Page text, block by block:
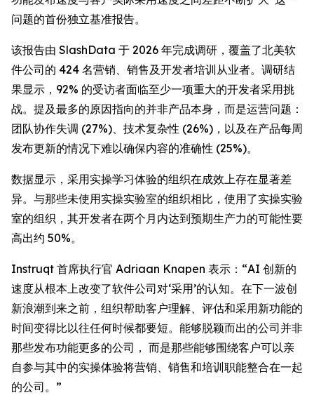
问题的首份独立基准报告。
该报告由 SlashData 于 2026 年完成调研，覆盖了北美软
件公司的 424 名营销、销售及开发者培训从业者。调研结
果显示，92% 的受访者面临至少一项重大的开发者采用挑
战。提及最多的原因指向的并非产品本身，而是运营问题：
团队协作失调 (27%)、技术复杂性 (26%)，以及在产品每周
发布更新的情况下难以确保内容的准确性 (25%)。
数据显示，采用实操学习体验的组织在成效上存在显著差
异。与那些未使用实操实验室的组织相比，使用了实操实验
室的组织，其开发者在两个月内达到预期生产力的可能性要
高出约 50%。
Instruqt 首席执行官 Adriaan Knapen 表示：“AI 创新的
速度从根本上改变了软件公司对‘采用’的认知。在下一波创
新浪潮到来之前，组织帮助客户理解、评估和采用新功能的
时间变得比以往任何时候都要短。能够脱颖而出的公司并非
那些发布功能更多的公司， 而是那些能够围绕客户可以亲
自参与其中的实操体验将营销、销售和培训职能整合在一起
的公司。”